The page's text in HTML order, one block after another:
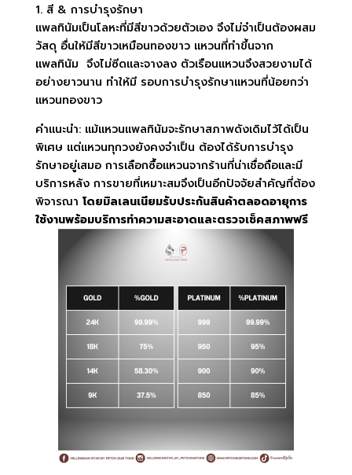
1. สี & การบำรุงรักษา
แพลทินัมเป็นโลหะที่มีสีขาวด้วยตัวเอง จึงไม่จำเป็นต้องผสม
วัสดุ อื่นให้มีสีขาวเหมือนทองขาว แหวนที่ทำขึ้นจาก
แพลทินัม จึงไม่ซีดและจางลง ตัวเรือนแหวนจึงสวยงามได้
อย่างยาวนาน ทำให้มี รอบการบำรุงรักษาแหวนที่น้อยกว่า
แหวนทองขาว
คำแนะนำ: แม้แหวนแพลทินัมจะรักษาสภาพดังเดิมไว้ได้เป็น
พิเศษ แต่แหวนทุกวงยังคงจำเป็น ต้องได้รับการบำรุง
รักษาอยู่เสมอ การเลือกซื้อแหวนจากร้านที่น่าเชื่อถือและมี
บริการหลัง การขายที่เหมาะสมจึงเป็นอีกปัจจัยสำคัญที่ต้อง
พิจารณา โดยมิลเลนเนียมรับประกันสินค้าตลอดอายุการ
ใช้งานพร้อมบริการทำความสะอาดและตรวจเช็คสภาพฟรี